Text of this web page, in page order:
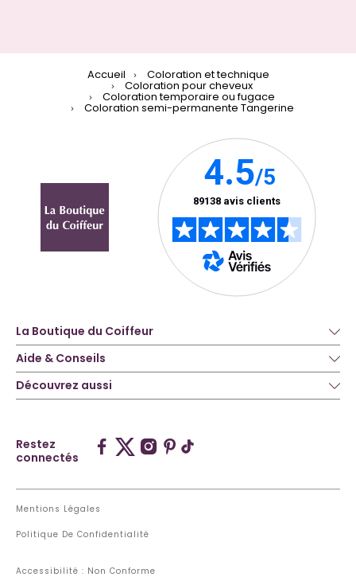
Accueil Coloration et technique
Coloration pour cheveux
Coloration temporaire ou fugace
Coloration semi-permanente Tangerine
La Boutique du Coiffeur
Aide & Conseils
Découvrez aussi
Restez
connectés
Mentions Légales
Politique De Confidentialité
Accessibilité : Non Conforme